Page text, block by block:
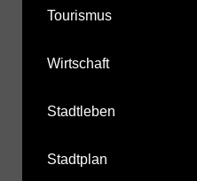
Tourismus
Wirtschaft
Stadtleben
Stadtplan